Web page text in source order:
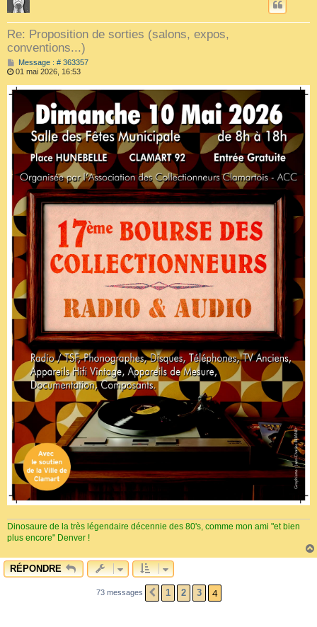
Re: Proposition de sorties (salons, expos,
conventions...)
Message : # 363357M
s
g
01 mai 2026, 16:53
Dinosaure de la très légendaire décennie des 80's, comme mon ami "et bien
plus encore" Denver !
RÉPONDRE
73 messages PRÉCÉDENT
1 2 3 4